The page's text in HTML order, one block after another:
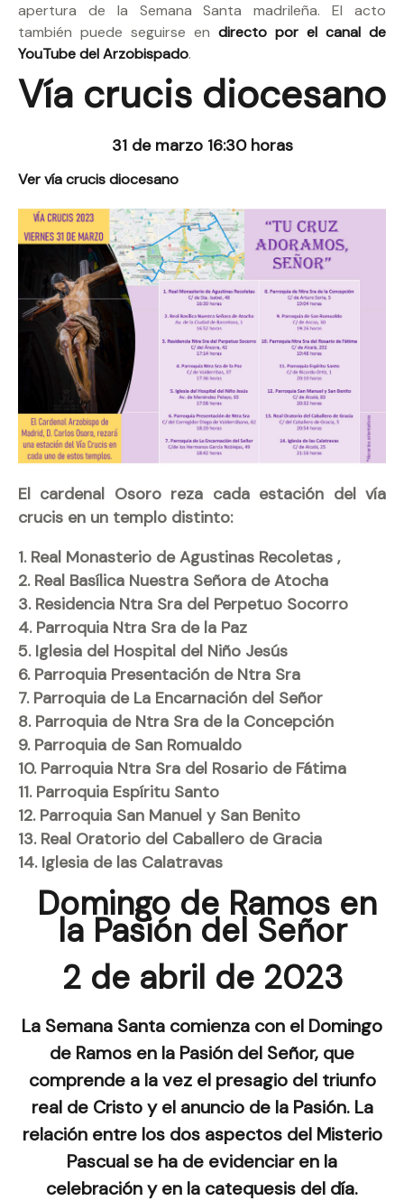
apertura de la Semana Santa madrileña. El acto
también puede seguirse en directo por el canal de
YouTube del Arzobispado.
Vía crucis diocesano
31 de marzo 16:30 horas
Ver vía crucis diocesano
El cardenal Osoro reza cada estación del vía
crucis en un templo distinto:
1. Real Monasterio de Agustinas Recoletas ,
2. Real Basílica Nuestra Señora de Atocha
3. Residencia Ntra Sra del Perpetuo Socorro
4. Parroquia Ntra Sra de la Paz
5. Iglesia del Hospital del Niño Jesús
6. Parroquia Presentación de Ntra Sra
7. Parroquia de La Encarnación del Señor
8. Parroquia de Ntra Sra de la Concepción
9. Parroquia de San Romualdo
10. Parroquia Ntra Sra del Rosario de Fátima
11. Parroquia Espíritu Santo
12. Parroquia San Manuel y San Benito
13. Real Oratorio del Caballero de Gracia
14. Iglesia de las Calatravas
Domingo de Ramos en
la Pasión del Señor
2 de abril de 2023
La Semana Santa comienza con el Domingo
de Ramos en la Pasión del Señor, que
comprende a la vez el presagio del triunfo
real de Cristo y el anuncio de la Pasión. La
relación entre los dos aspectos del Misterio
Pascual se ha de evidenciar en la
celebración y en la catequesis del día.